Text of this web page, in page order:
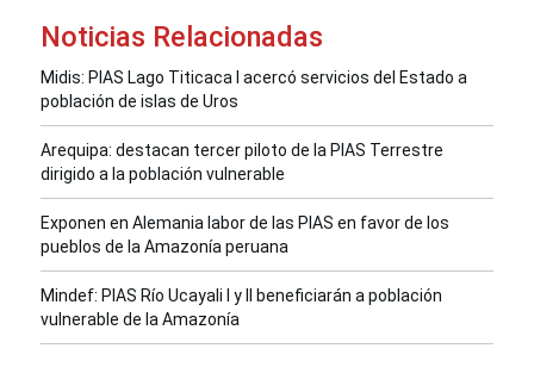
Noticias Relacionadas
Midis: PIAS Lago Titicaca I acercó servicios del Estado a
población de islas de Uros
Arequipa: destacan tercer piloto de la PIAS Terrestre
dirigido a la población vulnerable
Exponen en Alemania labor de las PIAS en favor de los
pueblos de la Amazonía peruana
Mindef: PIAS Río Ucayali I y II beneficiarán a población
vulnerable de la Amazonía